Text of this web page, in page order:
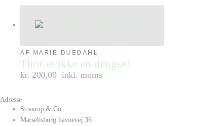
AF MARIE DUEDAHL
Thor er ikke en dengse!
kr. 200,00 inkl. moms
Adresse
Straarup & Co
Marselisborg havnevej 36